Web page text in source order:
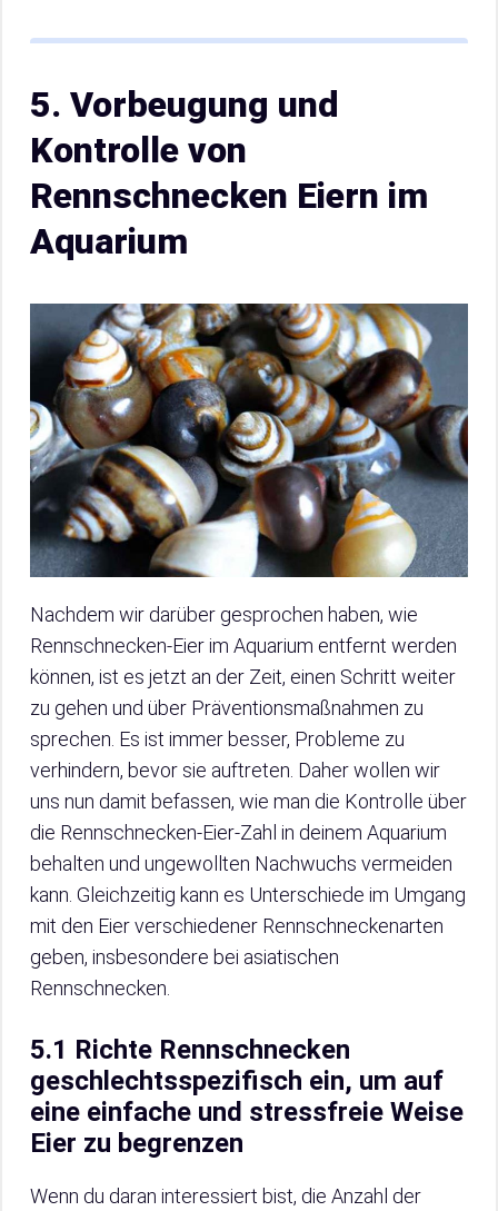
5. Vorbeugung und
Kontrolle von
Rennschnecken Eiern im
Aquarium
Nachdem wir darüber gesprochen haben, wie
Rennschnecken-Eier im Aquarium entfernt werden
können, ist es jetzt an der Zeit, einen Schritt weiter
zu gehen und über Präventionsmaßnahmen zu
sprechen. Es ist immer besser, Probleme zu
verhindern, bevor sie auftreten. Daher wollen wir
uns nun damit befassen, wie man die Kontrolle über
die Rennschnecken-Eier-Zahl in deinem Aquarium
behalten und ungewollten Nachwuchs vermeiden
kann. Gleichzeitig kann es Unterschiede im Umgang
mit den Eier verschiedener Rennschneckenarten
geben, insbesondere bei asiatischen
Rennschnecken.
5.1 Richte Rennschnecken
geschlechtsspezifisch ein, um auf
eine einfache und stressfreie Weise
Eier zu begrenzen
Wenn du daran interessiert bist, die Anzahl der